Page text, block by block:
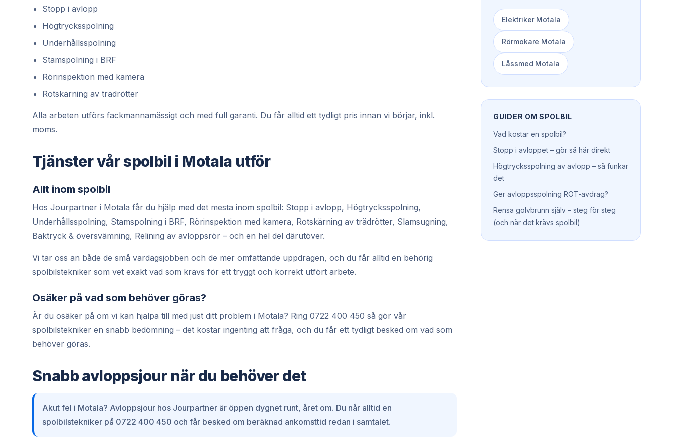
Stopp i avlopp
Högtrycksspolning
Underhållsspolning
Stamspolning i BRF
Rörinspektion med kamera
Rotskärning av trädrötter
Alla arbeten utförs fackmannamässigt och med full garanti. Du får alltid ett tydligt pris innan vi börjar, inkl.
moms.
Tjänster vår spolbil i Motala utför
Allt inom spolbil
Hos Jourpartner i Motala får du hjälp med det mesta inom spolbil: Stopp i avlopp, Högtrycksspolning,
Underhållsspolning, Stamspolning i BRF, Rörinspektion med kamera, Rotskärning av trädrötter, Slamsugning,
Baktryck & översvämning, Relining av avloppsrör – och en hel del därutöver.
Vi tar oss an både de små vardagsjobben och de mer omfattande uppdragen, och du får alltid en behörig
spolbilstekniker som vet exakt vad som krävs för ett tryggt och korrekt utfört arbete.
Osäker på vad som behöver göras?
Är du osäker på om vi kan hjälpa till med just ditt problem i Motala? Ring 0722 400 450 så gör vår
spolbilstekniker en snabb bedömning – det kostar ingenting att fråga, och du får ett tydligt besked om vad som
behöver göras.
Snabb avloppsjour när du behöver det
Akut fel i Motala? Avloppsjour hos Jourpartner är öppen dygnet runt, året om. Du når alltid en
spolbilstekniker på 0722 400 450 och får besked om beräknad ankomsttid redan i samtalet.
Elektriker Motala
Rörmokare Motala
Låssmed Motala
GUIDER OM SPOLBIL
Vad kostar en spolbil?
Stopp i avloppet – gör så här direkt
Högtrycksspolning av avlopp – så funkar
det
Ger avloppsspolning ROT-avdrag?
Rensa golvbrunn själv – steg för steg
(och när det krävs spolbil)